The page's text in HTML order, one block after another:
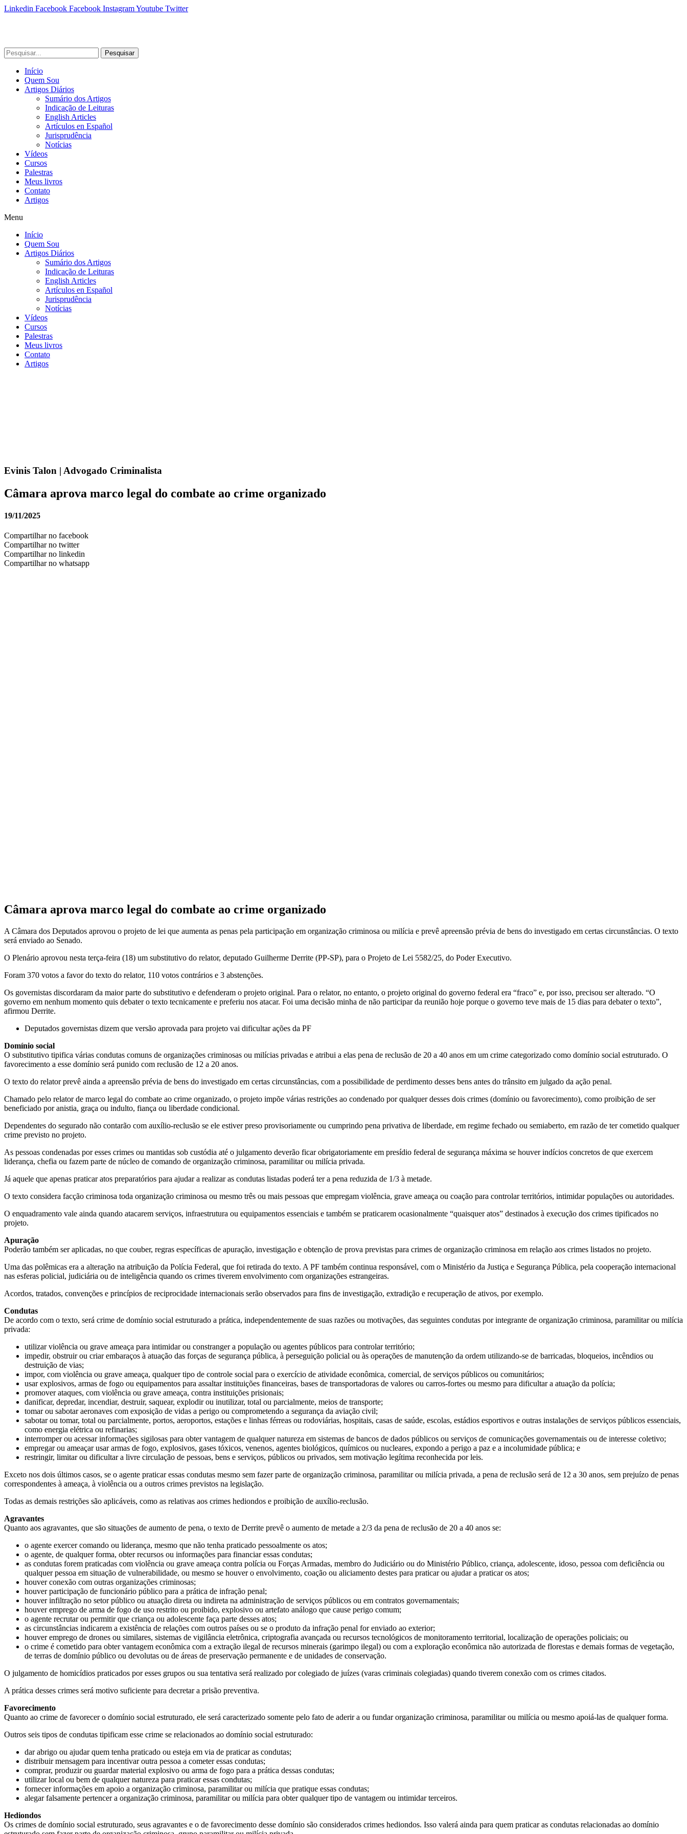
Linkedin Facebook Facebook InstagramYoutube Twitter
Pesquisar
Início
Quem Sou
Artigos Diários
Sumário dos Artigos
Indicação de Leituras
English Articles
Artículos en Español
Jurisprudência
Notícias
Vídeos
Cursos
Palestras
Meus livros
Contato
Artigos
Menu
Início
Quem Sou
Artigos Diários
Sumário dos Artigos
Indicação de Leituras
English Articles
Artículos en Español
Jurisprudência
Notícias
Vídeos
Cursos
Palestras
Meus livros
Contato
Artigos
Evinis Talon | Advogado Criminalista
Câmara aprova marco legal do combate ao crime organizado
19/11/2025
Compartilhar no facebook
Compartilhar no twitter
Compartilhar no linkedin
Compartilhar no whatsapp
Câmara aprova marco legal do combate ao crime organizado
A Câmara dos Deputados aprovou o projeto de lei que aumenta as penas pela participação em organização criminosa ou milícia e prevê apreensão prévia de bens do investigado em certas circunstâncias. O texto
será enviado ao Senado.
O Plenário aprovou nesta terça-feira (18) um substitutivo do relator, deputado Guilherme Derrite (PP-SP), para o Projeto de Lei 5582/25, do Poder Executivo.
Foram 370 votos a favor do texto do relator, 110 votos contrários e 3 abstenções.
Os governistas discordaram da maior parte do substitutivo e defenderam o projeto original. Para o relator, no entanto, o projeto original do governo federal era “fraco” e, por isso, precisou ser alterado. “O
governo em nenhum momento quis debater o texto tecnicamente e preferiu nos atacar. Foi uma decisão minha de não participar da reunião hoje porque o governo teve mais de 15 dias para debater o texto”,
afirmou Derrite.
Deputados governistas dizem que versão aprovada para projeto vai dificultar ações da PF
Domínio social
O substitutivo tipifica várias condutas comuns de organizações criminosas ou milícias privadas e atribui a elas pena de reclusão de 20 a 40 anos em um crime categorizado como domínio social estruturado. O
favorecimento a esse domínio será punido com reclusão de 12 a 20 anos.
O texto do relator prevê ainda a apreensão prévia de bens do investigado em certas circunstâncias, com a possibilidade de perdimento desses bens antes do trânsito em julgado da ação penal.
Chamado pelo relator de marco legal do combate ao crime organizado, o projeto impõe várias restrições ao condenado por qualquer desses dois crimes (domínio ou favorecimento), como proibição de ser
beneficiado por anistia, graça ou indulto, fiança ou liberdade condicional.
Dependentes do segurado não contarão com auxílio-reclusão se ele estiver preso provisoriamente ou cumprindo pena privativa de liberdade, em regime fechado ou semiaberto, em razão de ter cometido qualquer
crime previsto no projeto.
As pessoas condenadas por esses crimes ou mantidas sob custódia até o julgamento deverão ficar obrigatoriamente em presídio federal de segurança máxima se houver indícios concretos de que exercem
liderança, chefia ou fazem parte de núcleo de comando de organização criminosa, paramilitar ou milícia privada.
Já aquele que apenas praticar atos preparatórios para ajudar a realizar as condutas listadas poderá ter a pena reduzida de 1/3 à metade.
O texto considera facção criminosa toda organização criminosa ou mesmo três ou mais pessoas que empregam violência, grave ameaça ou coação para controlar territórios, intimidar populações ou autoridades.
O enquadramento vale ainda quando atacarem serviços, infraestrutura ou equipamentos essenciais e também se praticarem ocasionalmente “quaisquer atos” destinados à execução dos crimes tipificados no
projeto.
Apuração
Poderão também ser aplicadas, no que couber, regras específicas de apuração, investigação e obtenção de prova previstas para crimes de organização criminosa em relação aos crimes listados no projeto.
Uma das polêmicas era a alteração na atribuição da Polícia Federal, que foi retirada do texto. A PF também continua responsável, com o Ministério da Justiça e Segurança Pública, pela cooperação internacional
nas esferas policial, judiciária ou de inteligência quando os crimes tiverem envolvimento com organizações estrangeiras.
Acordos, tratados, convenções e princípios de reciprocidade internacionais serão observados para fins de investigação, extradição e recuperação de ativos, por exemplo.
Condutas
De acordo com o texto, será crime de domínio social estruturado a prática, independentemente de suas razões ou motivações, das seguintes condutas por integrante de organização criminosa, paramilitar ou milícia
privada:
utilizar violência ou grave ameaça para intimidar ou constranger a população ou agentes públicos para controlar território;
impedir, obstruir ou criar embaraços à atuação das forças de segurança pública, à perseguição policial ou às operações de manutenção da ordem utilizando-se de barricadas, bloqueios, incêndios ou
destruição de vias;
impor, com violência ou grave ameaça, qualquer tipo de controle social para o exercício de atividade econômica, comercial, de serviços públicos ou comunitários;
usar explosivos, armas de fogo ou equipamentos para assaltar instituições financeiras, bases de transportadoras de valores ou carros-fortes ou mesmo para dificultar a atuação da polícia;
promover ataques, com violência ou grave ameaça, contra instituições prisionais;
danificar, depredar, incendiar, destruir, saquear, explodir ou inutilizar, total ou parcialmente, meios de transporte;
tomar ou sabotar aeronaves com exposição de vidas a perigo ou comprometendo a segurança da aviação civil;
sabotar ou tomar, total ou parcialmente, portos, aeroportos, estações e linhas férreas ou rodoviárias, hospitais, casas de saúde, escolas, estádios esportivos e outras instalações de serviços públicos essenciais,
como energia elétrica ou refinarias;
interromper ou acessar informações sigilosas para obter vantagem de qualquer natureza em sistemas de bancos de dados públicos ou serviços de comunicações governamentais ou de interesse coletivo;
empregar ou ameaçar usar armas de fogo, explosivos, gases tóxicos, venenos, agentes biológicos, químicos ou nucleares, expondo a perigo a paz e a incolumidade pública; e
restringir, limitar ou dificultar a livre circulação de pessoas, bens e serviços, públicos ou privados, sem motivação legítima reconhecida por leis.
Exceto nos dois últimos casos, se o agente praticar essas condutas mesmo sem fazer parte de organização criminosa, paramilitar ou milícia privada, a pena de reclusão será de 12 a 30 anos, sem prejuízo de penas
correspondentes à ameaça, à violência ou a outros crimes previstos na legislação.
Todas as demais restrições são aplicáveis, como as relativas aos crimes hediondos e proibição de auxílio-reclusão.
Agravantes
Quanto aos agravantes, que são situações de aumento de pena, o texto de Derrite prevê o aumento de metade a 2/3 da pena de reclusão de 20 a 40 anos se:
o agente exercer comando ou liderança, mesmo que não tenha praticado pessoalmente os atos;
o agente, de qualquer forma, obter recursos ou informações para financiar essas condutas;
as condutas forem praticadas com violência ou grave ameaça contra polícia ou Forças Armadas, membro do Judiciário ou do Ministério Público, criança, adolescente, idoso, pessoa com deficiência ou
qualquer pessoa em situação de vulnerabilidade, ou mesmo se houver o envolvimento, coação ou aliciamento destes para praticar ou ajudar a praticar os atos;
houver conexão com outras organizações criminosas;
houver participação de funcionário público para a prática de infração penal;
houver infiltração no setor público ou atuação direta ou indireta na administração de serviços públicos ou em contratos governamentais;
houver emprego de arma de fogo de uso restrito ou proibido, explosivo ou artefato análogo que cause perigo comum;
o agente recrutar ou permitir que criança ou adolescente faça parte desses atos;
as circunstâncias indicarem a existência de relações com outros países ou se o produto da infração penal for enviado ao exterior;
houver emprego de drones ou similares, sistemas de vigilância eletrônica, criptografia avançada ou recursos tecnológicos de monitoramento territorial, localização de operações policiais; ou
o crime é cometido para obter vantagem econômica com a extração ilegal de recursos minerais (garimpo ilegal) ou com a exploração econômica não autorizada de florestas e demais formas de vegetação,
de terras de domínio público ou devolutas ou de áreas de preservação permanente e de unidades de conservação.
O julgamento de homicídios praticados por esses grupos ou sua tentativa será realizado por colegiado de juízes (varas criminais colegiadas) quando tiverem conexão com os crimes citados.
A prática desses crimes será motivo suficiente para decretar a prisão preventiva.
Favorecimento
Quanto ao crime de favorecer o domínio social estruturado, ele será caracterizado somente pelo fato de aderir a ou fundar organização criminosa, paramilitar ou milícia ou mesmo apoiá-las de qualquer forma.
Outros seis tipos de condutas tipificam esse crime se relacionados ao domínio social estruturado:
dar abrigo ou ajudar quem tenha praticado ou esteja em via de praticar as condutas;
distribuir mensagem para incentivar outra pessoa a cometer essas condutas;
comprar, produzir ou guardar material explosivo ou arma de fogo para a prática dessas condutas;
utilizar local ou bem de qualquer natureza para praticar essas condutas;
fornecer informações em apoio a organização criminosa, paramilitar ou milícia que pratique essas condutas;
alegar falsamente pertencer a organização criminosa, paramilitar ou milícia para obter qualquer tipo de vantagem ou intimidar terceiros.
Hediondos
Os crimes de domínio social estruturado, seus agravantes e o de favorecimento desse domínio são considerados crimes hediondos. Isso valerá ainda para quem praticar as condutas relacionadas ao domínio